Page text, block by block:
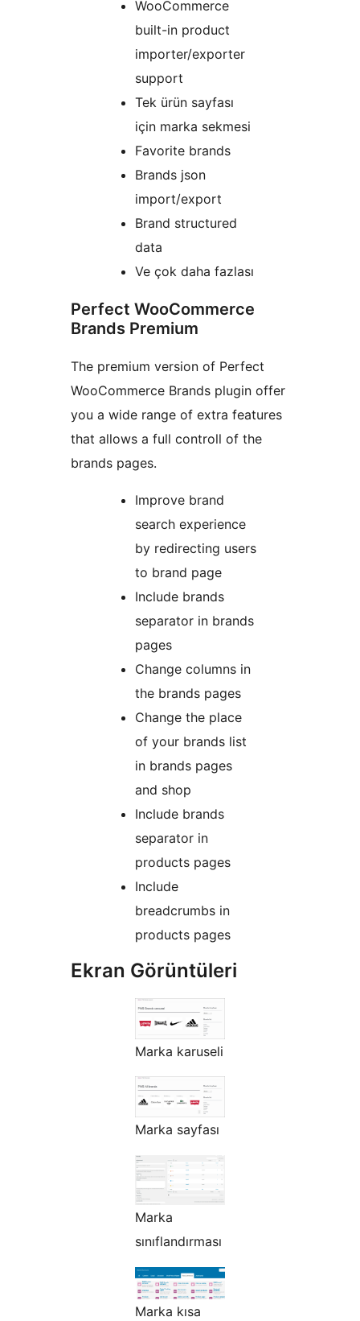
WooCommerce
built-in product
importer/exporter
support
Tek ürün sayfası
için marka sekmesi
Favorite brands
Brands json
import/export
Brand structured
data
Ve çok daha fazlası
Perfect WooCommerce
Brands Premium
The premium version of Perfect
WooCommerce Brands plugin offer
you a wide range of extra features
that allows a full controll of the
brands pages.
Improve brand
search experience
by redirecting users
to brand page
Include brands
separator in brands
pages
Change columns in
the brands pages
Change the place
of your brands list
in brands pages
and shop
Include brands
separator in
products pages
Include
breadcrumbs in
products pages
Ekran Görüntüleri
Marka karuseli
Marka sayfası
Marka
sınıflandırması
Marka kısa